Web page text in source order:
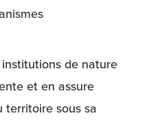
de nature
et en assure
territoire sous sa